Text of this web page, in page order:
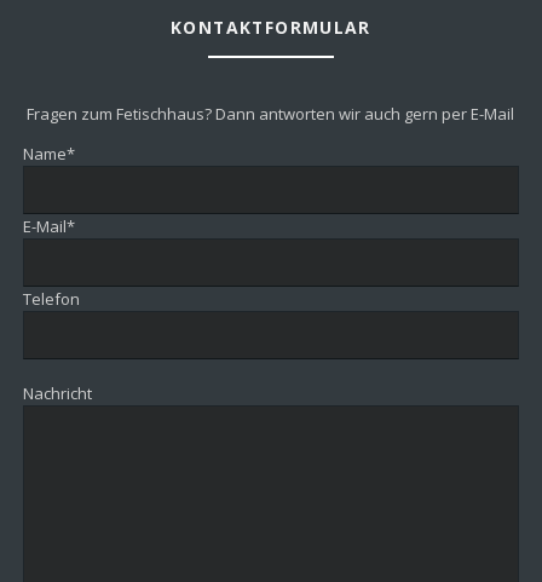
KONTAKTFORMULAR
Fragen zum Fetischhaus? Dann antworten wir auch gern per E-Mail
Pflichtfeld
Name*
Pflichtfeld
E-Mail*
Telefon
Nachricht